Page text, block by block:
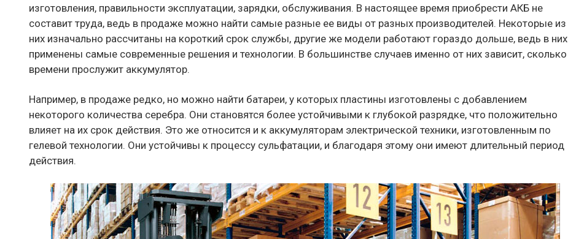
изготовления, правильности эксплуатации, зарядки, обслуживания. В настоящее время приобрести АКБ не
составит труда, ведь в продаже можно найти самые разные ее виды от разных производителей. Некоторые из
них изначально рассчитаны на короткий срок службы, другие же модели работают гораздо дольше, ведь в них
применены самые современные решения и технологии. В большинстве случаев именно от них зависит, сколько
времени прослужит аккумулятор.
Например, в продаже редко, но можно найти батареи, у которых пластины изготовлены с добавлением
некоторого количества серебра. Они становятся более устойчивыми к глубокой разрядке, что положительно
влияет на их срок действия. Это же относится и к аккумуляторам электрической техники, изготовленным по
гелевой технологии. Они устойчивы к процессу сульфатации, и благодаря этому они имеют длительный период
действия.